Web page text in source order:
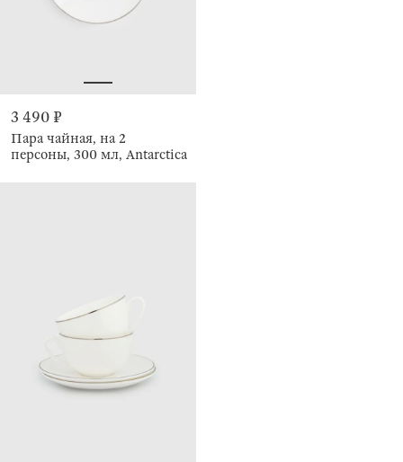
3 490 ₽
Пара чайная, на 2
персоны, 300 мл, Antarctica